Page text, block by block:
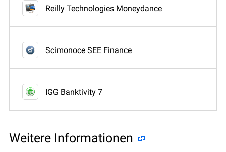
Reilly Technologies Moneydance
Scimonoce SEE Finance
IGG Banktivity 7
Weitere Informationen